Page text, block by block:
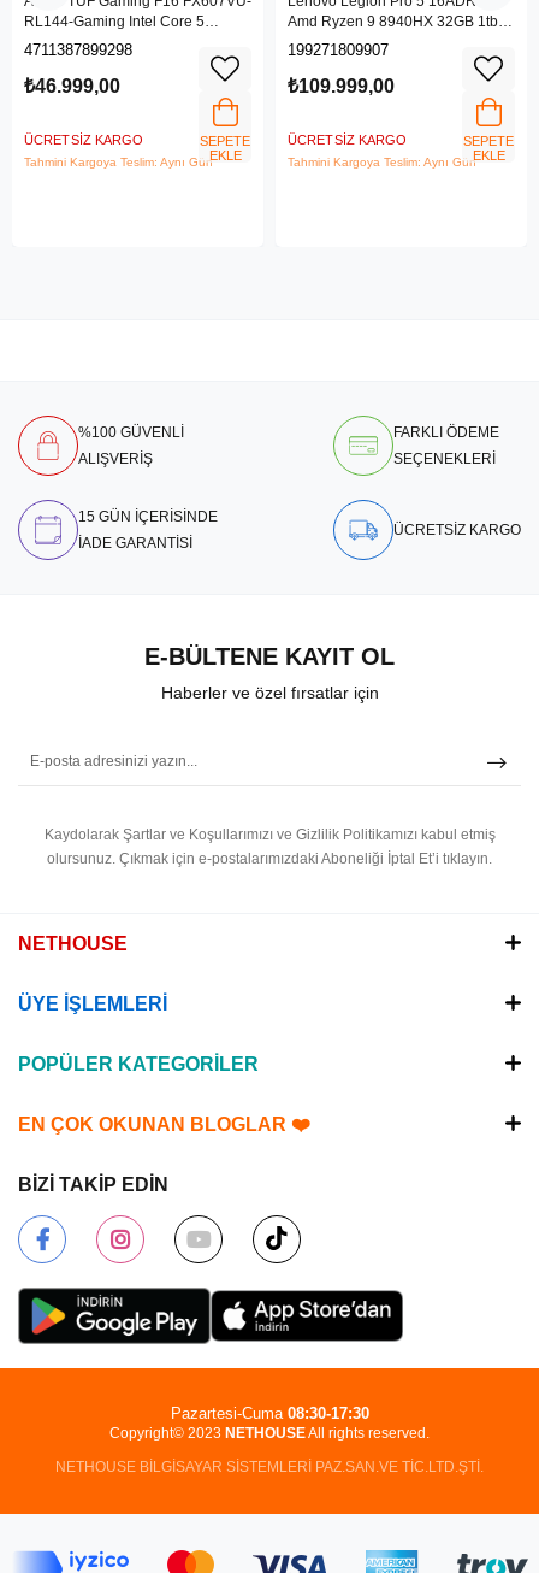
RL144-Gaming Intel Core 5
Processor 210H 16GB 512GB
SSD NVIDIA GeForce RTX 4050
6GB (140W) 144Hz 16" FHD+
4711387899298
₺46.999,00
ÜCRETSIZ KARGO
Tahmini Kargoya Teslim: Aynı Gün
SEPETE
EKLE
Amd Ryzen 9 8940HX 32GB 1tb
SSD Rtx 5070 8gb 16" Wqxga
(2560X1600) IPS Panel 240Hz
115W Freedos Taşınabilir Dizüstü
199271809907
₺109.999,00
ÜCRETSIZ KARGO
Tahmini Kargoya Teslim: Aynı Gün
SEPETE
EKLE
%100 GÜVENLİ
ALIŞVERİŞ
FARKLI ÖDEME
SEÇENEKLERİ
15 GÜN İÇERİSİNDE
İADE GARANTİSİ
ÜCRETSİZ KARGO
E-BÜLTENE KAYIT OL
Haberler ve özel fırsatlar için
Kaydolarak Şartlar ve Koşullarımızı ve Gizlilik Politikamızı kabul etmiş
olursunuz. Çıkmak için e-postalarımızdaki Aboneliği İptal Et’i tıklayın.
NETHOUSE
ÜYE İŞLEMLERİ
POPÜLER KATEGORİLER
EN ÇOK OKUNAN BLOGLAR ❤️
BİZİ TAKİP EDİN
Copyright© 2023 NETHOUSEAll rights reserved.
NETHOUSE BİLGİSAYAR SİSTEMLERİ PAZ.SAN.VE TİC.LTD.ŞTİ.
Pazartesi-Cuma 08:30-17:30